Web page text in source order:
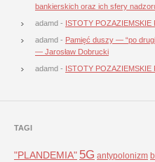
bankierskich oraz ich sfery
adamd - ISTOTY POZAZIEMSKIE
adamd - Pamięć duszy — “po
— Jarosław Dobrucki
adamd - ISTOTY POZAZIEMSKIE
TAGI
"PLANDEMIA" 5G antypolonizm